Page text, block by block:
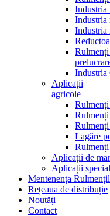
Industria
Industria
Industria
Rulmenți
Industria
Aplicații
agricole
Rulmenți
Lagăre
Rulmenți
Aplicații de
Aplicații
Mentenența
Rețeaua de distribuție
Noutăți
Contact